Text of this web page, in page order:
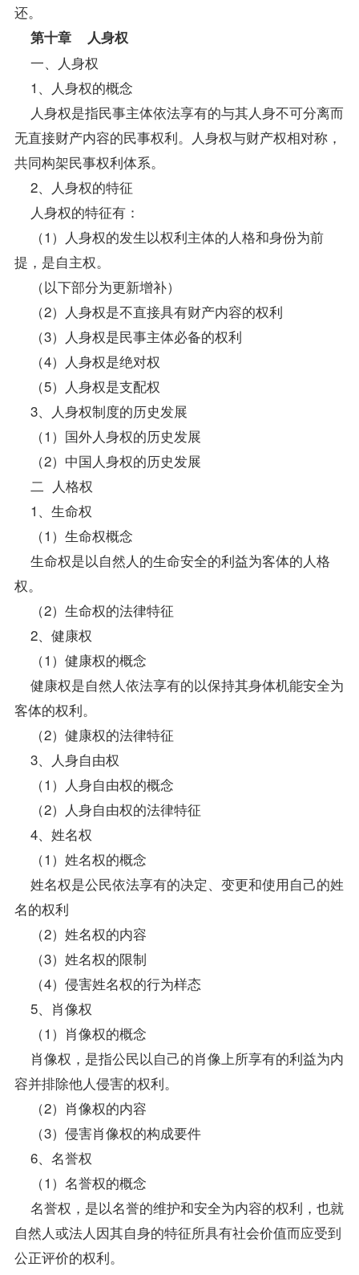
还。
第十章 人身权
一、人身权
1、人身权的概念
人身权是指民事主体依法享有的与其人身不可分离而
无直接财产内容的民事权利。人身权与财产权相对称，
共同构架民事权利体系。
2、人身权的特征
人身权的特征有：
（1）人身权的发生以权利主体的人格和身份为前
提，是自主权。
（以下部分为更新增补）
（2）人身权是不直接具有财产内容的权利
（3）人身权是民事主体必备的权利
（4）人身权是绝对权
（5）人身权是支配权
3、人身权制度的历史发展
（1）国外人身权的历史发展
（2）中国人身权的历史发展
二 人格权
1、生命权
（1）生命权概念
生命权是以自然人的生命安全的利益为客体的人格
权。
（2）生命权的法律特征
2、健康权
（1）健康权的概念
健康权是自然人依法享有的以保持其身体机能安全为
客体的权利。
（2）健康权的法律特征
3、人身自由权
（1）人身自由权的概念
（2）人身自由权的法律特征
4、姓名权
（1）姓名权的概念
姓名权是公民依法享有的决定、变更和使用自己的姓
名的权利
（2）姓名权的内容
（3）姓名权的限制
（4）侵害姓名权的行为样态
5、肖像权
（1）肖像权的概念
肖像权，是指公民以自己的肖像上所享有的利益为内
容并排除他人侵害的权利。
（2）肖像权的内容
（3）侵害肖像权的构成要件
6、名誉权
（1）名誉权的概念
名誉权，是以名誉的维护和安全为内容的权利，也就
自然人或法人因其自身的特征所具有社会价值而应受到
公正评价的权利。